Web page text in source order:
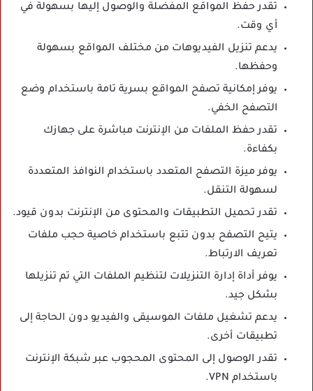
تقدر حفظ المواقع المفضلة والوصول إليها بسهولة في
أي وقت.
يدعم تنزيل الفيديوهات من مختلف المواقع بسهولة
وحفظها.
يوفر إمكانية تصفح المواقع بسرية تامة باستخدام وضع
التصفح الخفي.
تقدر حفظ الملفات من الإنترنت مباشرة على جهازك
بكفاءة.
يوفر ميزة التصفح المتعدد باستخدام النوافذ المتعددة
لسهولة التنقل.
تقدر تحميل التطبيقات والمحتوى من الإنترنت بدون قيود.
يتيح التصفح بدون تتبع باستخدام خاصية حجب ملفات
تعريف الارتباط.
يوفر أداة إدارة التنزيلات لتنظيم الملفات التي تم تنزيلها
بشكل جيد.
يدعم تشغيل ملفات الموسيقى والفيديو دون الحاجة إلى
تطبيقات أخرى.
تقدر الوصول إلى المحتوى المحجوب عبر شبكة الإنترنت
باستخدام VPN.